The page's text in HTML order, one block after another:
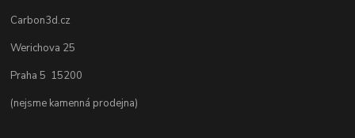
Carbon3d.cz
Werichova 25
Praha 5 15200
(nejsme kamenná prodejna)